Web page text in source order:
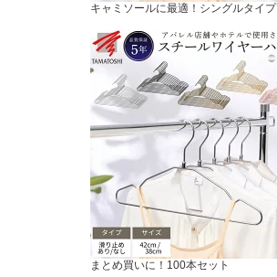
キャミソールに最適！シングルタイプ
まとめ買いに！100本セット